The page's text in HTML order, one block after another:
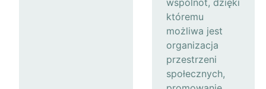
wspólnot, dzięki
któremu
możliwa jest
organizacja
przestrzeni
społecznych,